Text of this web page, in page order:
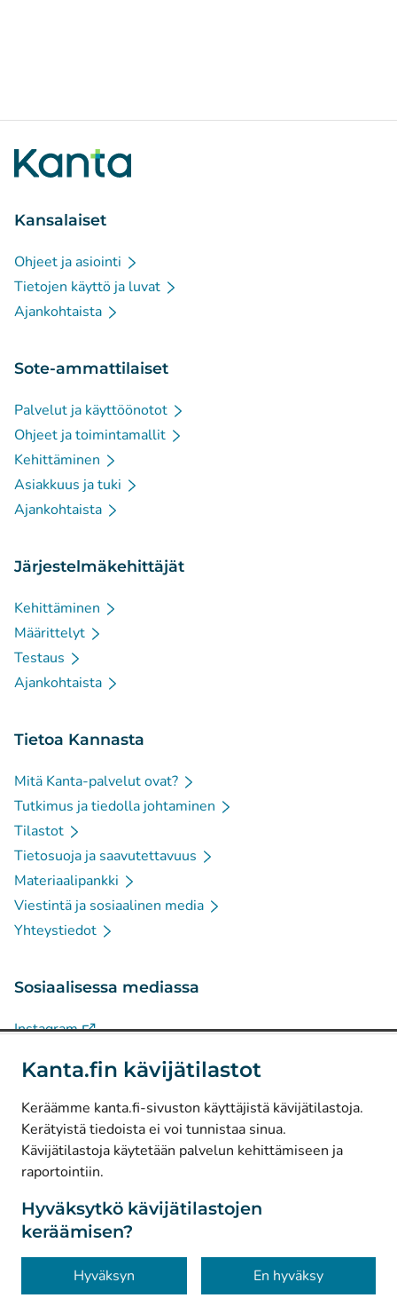
Kanta.fin kävijätilastot
Keräämme kanta.fi-sivuston käyttäjistä kävijätilastoja.
Kerätyistä tiedoista ei voi tunnistaa sinua.
Kävijätilastoja käytetään palvelun kehittämiseen ja
raportointiin.
Hyväksytkö kävijätilastojen
keräämisen?
Hyväksyn En hyväksy
Kansalaiset
Ohjeet ja asiointi
Tietojen käyttö ja luvat
Ajankohtaista
Sote-ammattilaiset
Palvelut ja käyttöönotot
Ohjeet ja toimintamallit
Kehittäminen
Asiakkuus ja tuki
Ajankohtaista
Järjestelmäkehittäjät
Kehittäminen
Määrittelyt
Testaus
Ajankohtaista
Tietoa Kannasta
Mitä Kanta-palvelut ovat?
Tutkimus ja tiedolla johtaminen
Tilastot
Tietosuoja ja saavutettavuus
Materiaalipankki
Viestintä ja sosiaalinen media
Yhteystiedot
Sosiaalisessa mediassa
Instagram(Avautuu uuteen välilehteen)
Facebook(Avautuu uuteen välilehteen)
© Kanta-Palvelut, Kansaneläkelaitos
Tietosuoja
Tietoa sivustosta
Saavutettavuus
Evästeet